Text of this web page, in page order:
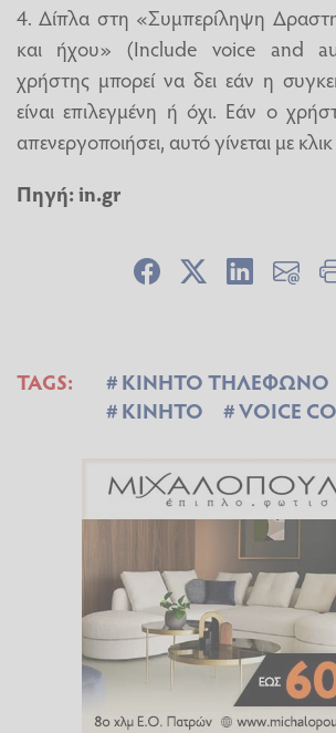
4. Δίπλα στη «Συμπερίληψη
και ήχου» (Include voice and
χρήστης μπορεί να δει εάν η
είναι επιλεγμένη ή όχι. Εάν ο
απενεργοποιήσει, αυτό γίνεται με
Πηγή: in.gr
TAGS: ΚΙΝΗΤΟ ΤΗΛΕΦΩΝΟ
ΚΙΝΗΤΟ
VOICE